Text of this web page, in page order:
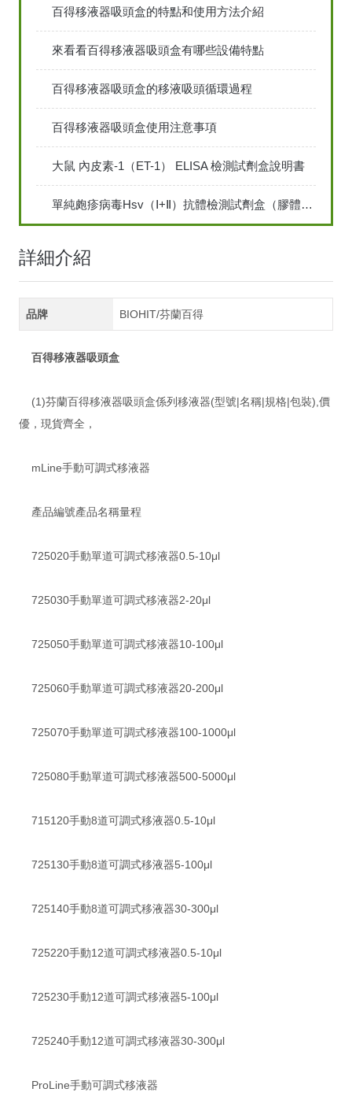
百得移液器吸頭盒的特點和使用方法介紹
來看看百得移液器吸頭盒有哪些設備特點
百得移液器吸頭盒的移液吸頭循環過程
百得移液器吸頭盒使用注意事項
大鼠 內皮素-1（ET-1） ELISA 檢測試劑盒說明書
單純皰疹病毒Hsv（Ⅰ+Ⅱ）抗體檢測試劑盒（膠體金法）
詳細介紹
品牌 BIOHIT/芬蘭百得
百得移液器吸頭盒
(1)芬蘭百得移液器吸頭盒係列移液器(型號|名稱|規格|包裝),價
優，現貨齊全，
mLine手動可調式移液器
產品編號產品名稱量程
725020手動單道可調式移液器0.5-10μl
725030手動單道可調式移液器2-20μl
725050手動單道可調式移液器10-100μl
725060手動單道可調式移液器20-200μl
725070手動單道可調式移液器100-1000μl
725080手動單道可調式移液器500-5000μl
715120手動8道可調式移液器0.5-10μl
725130手動8道可調式移液器5-100μl
725140手動8道可調式移液器30-300μl
725220手動12道可調式移液器0.5-10μl
725230手動12道可調式移液器5-100μl
725240手動12道可調式移液器30-300μl
ProLine手動可調式移液器